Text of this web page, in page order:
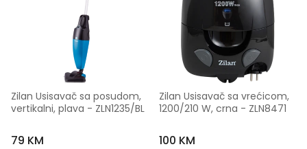
Zilan Usisavač sa posudom,
vertikalni, plava - ZLN1235/BL
79 KM
Zilan Usisavač sa vrećicom,
1200/210 W, crna - ZLN8471
100 KM